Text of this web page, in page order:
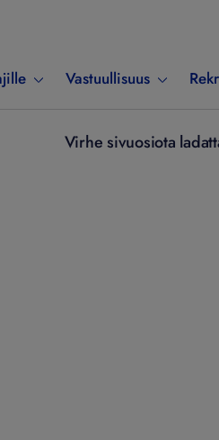
Vastuullisuus
Virhe sivuosiota